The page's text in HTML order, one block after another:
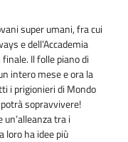
super umani, fra cui
e dell’Accademia
Il folle piano di
intero mese e ora la
i prigionieri di Mondo
sopravvivere!
un’alleanza tra i
loro ha idee più